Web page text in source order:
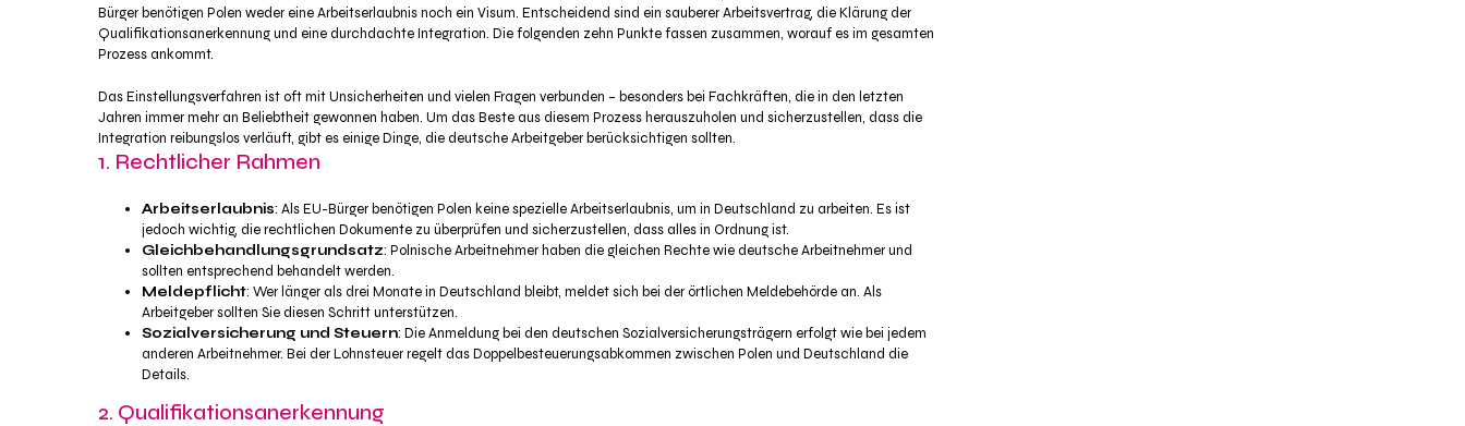
Bürger benötigen Polen weder eine Arbeitserlaubnis noch ein Visum. Entscheidend sind ein sauberer Arbeitsvertrag, die Klärung der
Qualifikationsanerkennung und eine durchdachte Integration. Die folgenden zehn Punkte fassen zusammen, worauf es im gesamten
Prozess ankommt.
Das Einstellungsverfahren ist oft mit Unsicherheiten und vielen Fragen verbunden – besonders bei Fachkräften, die in den letzten
Jahren immer mehr an Beliebtheit gewonnen haben. Um das Beste aus diesem Prozess herauszuholen und sicherzustellen, dass die
Integration reibungslos verläuft, gibt es einige Dinge, die deutsche Arbeitgeber berücksichtigen sollten.
1. Rechtlicher Rahmen
Arbeitserlaubnis: Als EU-Bürger benötigen Polen keine spezielle Arbeitserlaubnis, um in Deutschland zu arbeiten. Es ist
jedoch wichtig, die rechtlichen Dokumente zu überprüfen und sicherzustellen, dass alles in Ordnung ist.
Gleichbehandlungsgrundsatz: Polnische Arbeitnehmer haben die gleichen Rechte wie deutsche Arbeitnehmer und
sollten entsprechend behandelt werden.
Meldepflicht: Wer länger als drei Monate in Deutschland bleibt, meldet sich bei der örtlichen Meldebehörde an. Als
Arbeitgeber sollten Sie diesen Schritt unterstützen.
Sozialversicherung und Steuern: Die Anmeldung bei den deutschen Sozialversicherungsträgern erfolgt wie bei jedem
anderen Arbeitnehmer. Bei der Lohnsteuer regelt das Doppelbesteuerungsabkommen zwischen Polen und Deutschland die
Details.
2. Qualifikationsanerkennung